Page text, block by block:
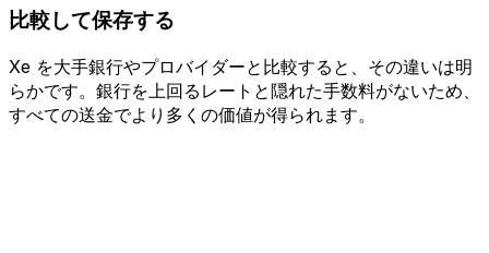
比較して保存する
Xe を大手銀行やプロバイダーと比較すると、その違いは明
らかです。銀行を上回るレートと隠れた手数料がないため、
すべての送金でより多くの価値が得られます。